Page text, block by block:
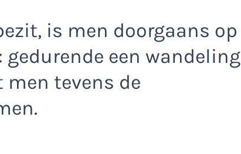
is men doorgaans op
gedurende een wandeling
men tevens de